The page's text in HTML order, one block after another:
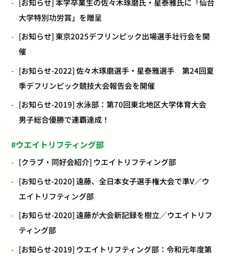
大学特別功労賞」を贈呈
[お知らせ] 東京2025デフリンピック出場選手壮行会を開
催
[お知らせ-2022] 佐々木琢磨選手・星泰雅選手 第24回夏
季デフリンピック競技大会報告会を開催
[お知らせ-2019] 水泳部：第70回東北地区大学体育大会
男子総合優勝で連覇達成！
ウエイトリフティング部
[クラブ・同好会紹介] ウエイトリフティング部
[お知らせ-2020] 遠藤、全日本女子選手権大会で準V／ウ
エイトリフティング部
[お知らせ-2020] 遠藤が大会新記録を樹立／ウエイトリフ
ティング部
[お知らせ-2019] ウエイトリフティング部：令和元年度第